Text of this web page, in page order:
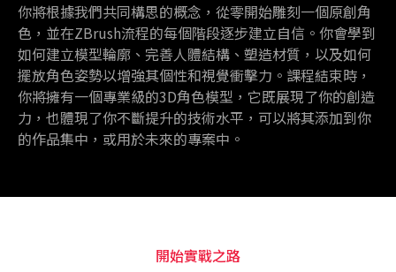
你將根據我們共同構思的概念，從零開始雕刻一個原創角
色，並在ZBrush流程的每個階段逐步建立自信。你會學到
如何建立模型輪廓、完善人體結構、塑造材質，以及如何
擺放角色姿勢以增強其個性和視覺衝擊力。課程結束時，
你將擁有一個專業級的3D角色模型，它既展現了你的創造
力，也體現了你不斷提升的技術水平，可以將其添加到你
的作品集中，或用於未來的專案中。
開始實戰之路